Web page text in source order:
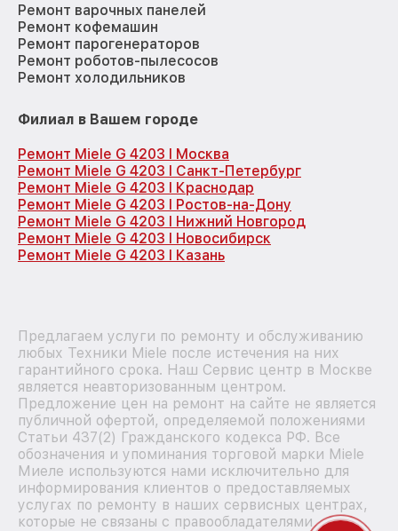
Ремонт варочных панелей
Ремонт кофемашин
Ремонт парогенераторов
Ремонт роботов-пылесосов
Ремонт холодильников
Филиал в Вашем городе
Ремонт Miele G 4203 I Москва
Ремонт Miele G 4203 I Санкт-Петербург
Ремонт Miele G 4203 I Краснодар
Ремонт Miele G 4203 I Ростов-на-Дону
Ремонт Miele G 4203 I Нижний Новгород
Ремонт Miele G 4203 I Новосибирск
Ремонт Miele G 4203 I Казань
Предлагаем услуги по ремонту и обслуживанию
любых Техники Miele после истечения на них
гарантийного срока. Наш Сервис центр в Москве
является неавторизованным центром.
Предложение цен на ремонт на сайте не является
публичной офертой, определяемой положениями
Статьи 437(2) Гражданского кодекса РФ. Все
обозначения и упоминания торговой марки Miele
Миеле используются нами исключительно для
информирования клиентов о предоставляемых
услугах по ремонту в наших сервисных центрах,
которые не связаны с правообладателями